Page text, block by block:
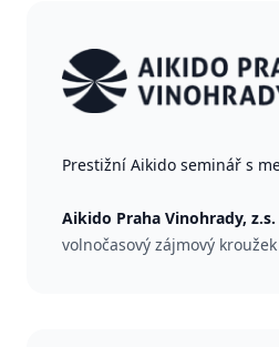
Prestižní Aikido seminář s
Aikido Praha Vinohrady, z.s.
volnočasový zájmový